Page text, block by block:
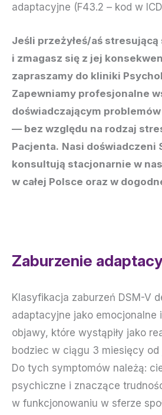
adaptacyjne (F43.2 – kod w
Jeśli przeżyłeś/aś
i zmagasz się z jej
zapraszamy do kliniki
Zapewniamy profesjonalne
doświadczającym
— bez względu na rodzaj
Pacjenta. Nasi doświadczeni
konsultują stacjonarnie w
w całej Polsce oraz w
Zaburzenie
Klasyfikacja zaburzeń DSM-V
adaptacyjne jako emocjonalne
objawy, które wystąpiły jako
bodziec w ciągu 3 miesięcy od
Do tych symptomów należą:
psychiczne i znaczące
w funkcjonowaniu w sferze